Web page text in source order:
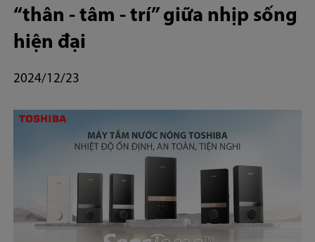
“thân - tâm - trí” giữa nhịp sống
hiện đại
2024/12/23